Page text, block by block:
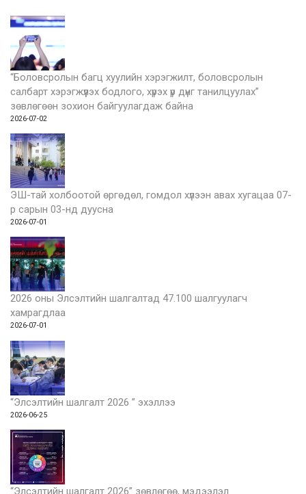
“Боловсролын багц хуулийн хэрэгжилт, боловсролын
салбарт хэрэгжүүлэх бодлого, хүрэх үр дүнг танилцуулах”
зөвлөгөөн зохион байгуулагдаж байна
2026-07-02
ЭШ-тай холбоотой өргөдөл, гомдол хүлээн авах хугацаа 07-
р сарын 03-нд дуусна
2026-07-01
2026 оны Элсэлтийн шалгалтад 47.100 шалгуулагч
хамрагдлаа
2026-07-01
“Элсэлтийн шалгалт 2026 ” эхэллээ
2026-06-25
“Элсэлтийн шалгалт 2026” зөвлөгөө, мэдээлэл